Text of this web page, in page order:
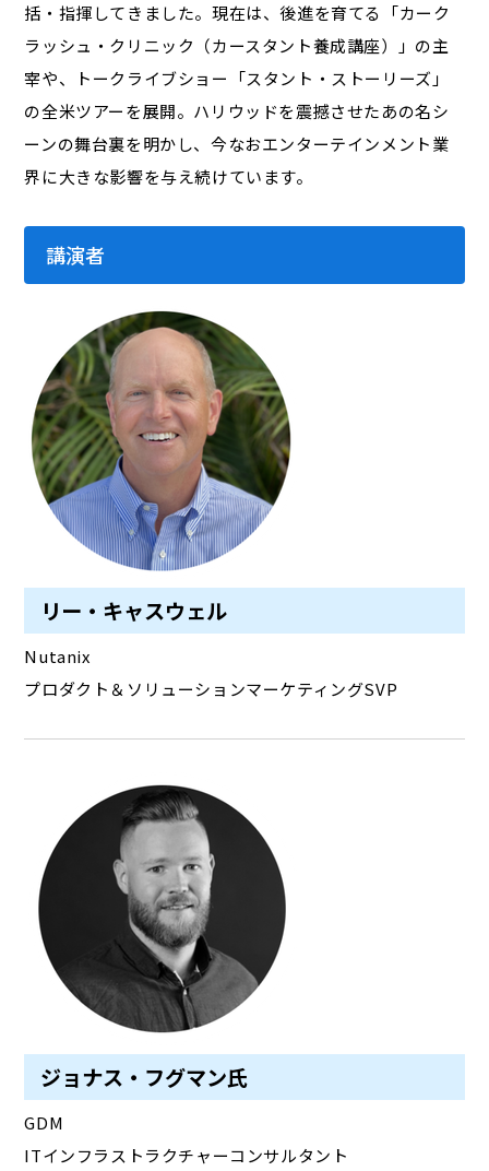
括・指揮してきました。現在は、後進を育てる「カーク
ラッシュ・クリニック（カースタント養成講座）」の主
宰や、トークライブショー「スタント・ストーリーズ」
の全米ツアーを展開。ハリウッドを震撼させたあの名シ
ーンの舞台裏を明かし、今なおエンターテインメント業
界に大きな影響を与え続けています。
講演者
リー・キャスウェル
Nutanix
プロダクト＆ソリューションマーケティングSVP
ジョナス・フグマン氏
GDM
ITインフラストラクチャーコンサルタント